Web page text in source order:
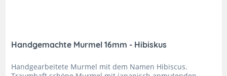
Handgemachte Murmel 16mm - Hibiskus
Handgearbeitete Murmel mit dem Namen Hibiscus.